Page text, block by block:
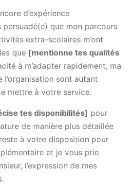
d’expérience
persuadé(e) que mon parcours
extra-scolaires m’ont
que [mentionne tes qualités
à m’adapter rapidement, ma
l’organisation sont autant
mettre à votre service.
tes disponibilités] pour
de manière plus détaillée
à votre disposition pour
et je vous prie
l’expression de mes